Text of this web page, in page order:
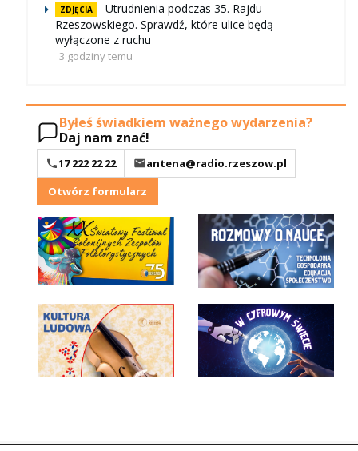
ZDJĘCIA
Utrudnienia podczas 35. Rajdu
Rzeszowskiego. Sprawdź, które ulice będą
wyłączone z ruchu
3 godziny temu
Byłeś świadkiem ważnego wydarzenia?
Daj nam znać!
17 222 22 22
antena@radio.rzeszow.pl
Otwórz formularz